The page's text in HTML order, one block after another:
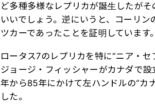
ど多種多様なレプリカが誕生したが
いいでしょう。逆にいうと、コーリ
ツカーであったことを証明しています。
ロータス7のレプリカを特に“ニア・
ジョージ・フィッシャーがカナダで
年から85年にかけて左ハンドルの“カ
した。